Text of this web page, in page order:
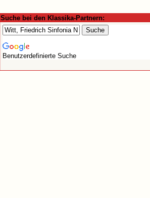
Suche bei den Klassika-Partnern:
Benutzerdefinierte Suche